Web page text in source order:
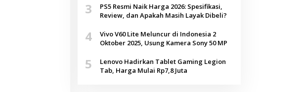
3
PS5 Resmi Naik Harga 2026: Spesifikasi,
Review, dan Apakah Masih Layak Dibeli?
4
Vivo V60 Lite Meluncur di Indonesia 2
Oktober 2025, Usung Kamera Sony 50 MP
5
Lenovo Hadirkan Tablet Gaming Legion
Tab, Harga Mulai Rp7,8 Juta